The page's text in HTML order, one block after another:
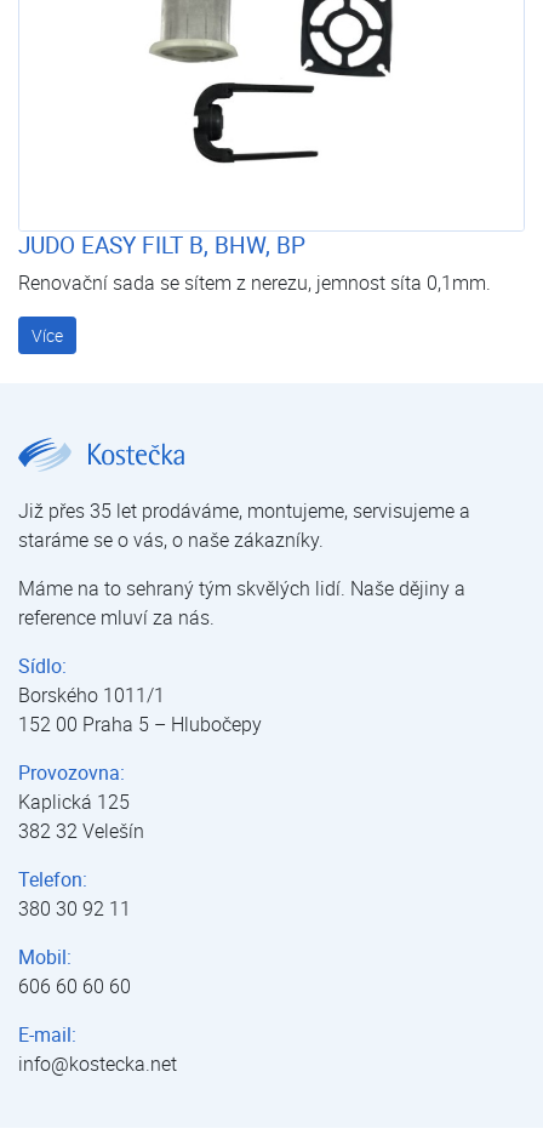
JUDO EASY FILT B, BHW, BP
Renovační sada se sítem z nerezu, jemnost síta 0,1mm.
Více
Již přes 35 let prodáváme, montujeme, servisujeme a
staráme se o vás, o naše zákazníky.
Máme na to sehraný tým skvělých lidí. Naše dějiny a
reference mluví za nás.
Sídlo:
Borského 1011/1
152 00 Praha 5 – Hlubočepy
Provozovna:
Kaplická 125
382 32 Velešín
Telefon:
380 30 92 11
Mobil:
606 60 60 60
E-mail:
info@kostecka.net